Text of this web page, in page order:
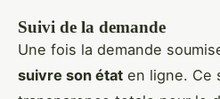
Suivi de la demande
Une fois la demande
suivre son état en ligne. Ce